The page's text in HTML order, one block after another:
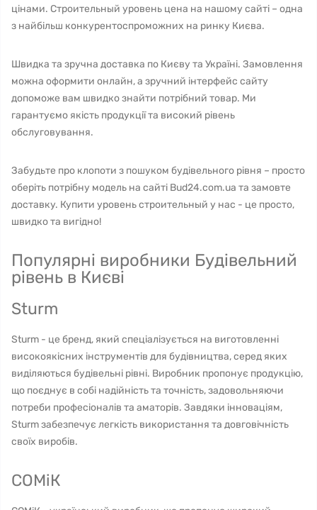
цінами. Строительный уровень цена на нашому сайті – одна
з найбільш конкурентоспроможних на ринку Києва.
Швидка та зручна доставка по Києву та Україні. Замовлення
можна оформити онлайн, а зручний інтерфейс сайту
допоможе вам швидко знайти потрібний товар. Ми
гарантуємо якість продукції та високий рівень
обслуговування.
Забудьте про клопоти з пошуком будівельного рівня – просто
оберіть потрібну модель на сайті Bud24.com.ua та замовте
доставку. Купити уровень строительный у нас - це просто,
швидко та вигідно!
Популярні виробники Будівельний
рівень в Києві
Sturm
Sturm - це бренд, який спеціалізується на виготовленні
високоякісних інструментів для будівництва, серед яких
виділяються будівельні рівні. Виробник пропонує продукцію,
що поєднує в собі надійність та точність, задовольняючи
потреби професіоналів та аматорів. Завдяки інноваціям,
Sturm забезпечує легкість використання та довговічність
своїх виробів.
СОМіК